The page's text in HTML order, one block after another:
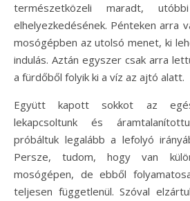
természetközeli maradt,
elhelyezkedésének. Pénteken arra
mosógépben az utolsó menet, ki
indulás. Aztán egyszer csak arra
a fürdőből folyik ki a víz az ajtó alatt.
Együtt kapott sokkot az
lekapcsoltunk és
próbáltuk legalább a lefolyó
Persze, tudom, hogy van
mosógépen, de ebből
teljesen függetlenül. Szóval